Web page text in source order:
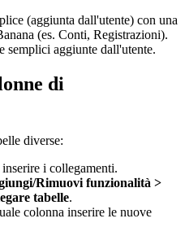
(aggiunta dall'utente) con una
(es. Conti, Registrazioni).
semplici aggiunte dall'utente.
di
diverse:
i collegamenti.
Rimuovi funzionalità >
tabelle.
colonna inserire le nuove